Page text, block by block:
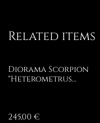
Related items
Diorama Scorpion
"Heterometrus
245,00 €